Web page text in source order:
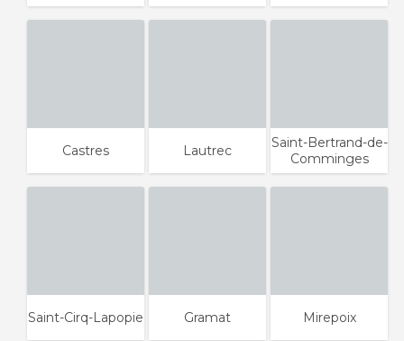
Castres Lautrec
Saint-Bertrand-de-
Comminges
Saint-Cirq-Lapopie Gramat Mirepoix